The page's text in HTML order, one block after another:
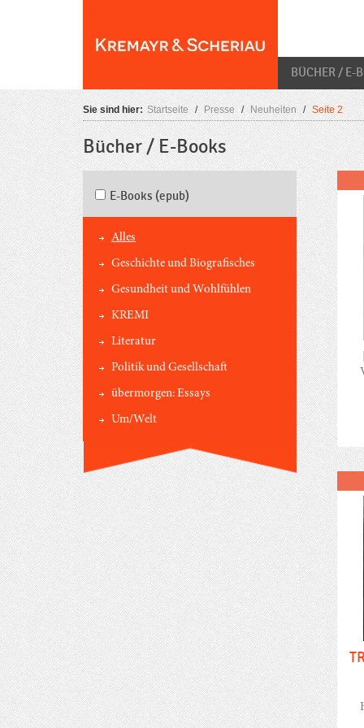
BÜCHER / E-
Sie sind hier: Startseite / Presse / Neuheiten / Seite 2
Bücher / E-Books
E-Books (epub)
Alles
Geschichte und Biografisches
Gesundheit und Wohlfühlen
KREMI
Literatur
Politik und Gesellschaft
übermorgen: Essays
Um/Welt